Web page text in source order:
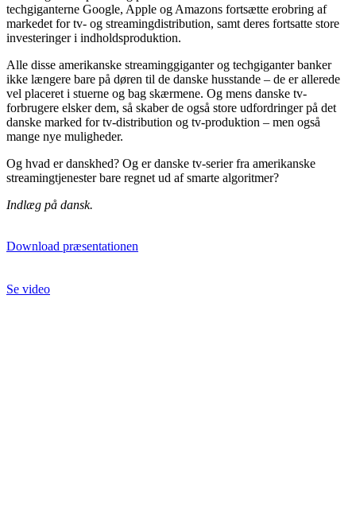
techgiganterne Google, Apple og Amazons fortsætte erobring af
markedet for tv- og streamingdistribution, samt deres fortsatte store
investeringer i indholdsproduktion.
Alle disse amerikanske streaminggiganter og techgiganter banker
ikke længere bare på døren til de danske husstande – de er allerede
vel placeret i stuerne og bag skærmene. Og mens danske tv-
forbrugere elsker dem, så skaber de også store udfordringer på det
danske marked for tv-distribution og tv-produktion – men også
mange nye muligheder.
Og hvad er danskhed? Og er danske tv-serier fra amerikanske
streamingtjenester bare regnet ud af smarte algoritmer?
Indlæg på dansk.
Download præsentationen
Se video